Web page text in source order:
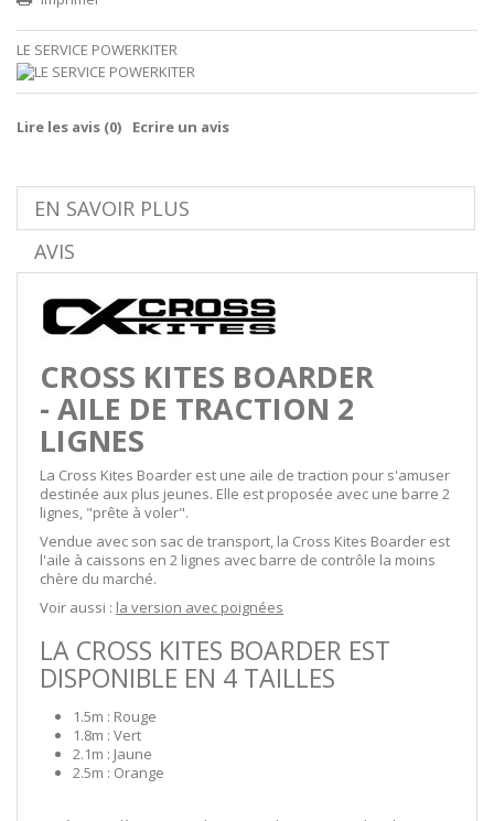
LE SERVICE POWERKITER
Lire les avis (0) Ecrire un avis
EN SAVOIR PLUS
AVIS
CROSS KITES BOARDER
- AILE DE TRACTION 2
LIGNES
La Cross Kites Boarder est une aile de traction pour s'amuser
destinée aux plus jeunes. Elle est proposée avec une barre 2
lignes, "prête à voler".
Vendue avec son sac de transport, la Cross Kites Boarder est
l'aile à caissons en 2 lignes avec barre de contrôle la moins
chère du marché.
Voir aussi : la version avec poignées
LA CROSS KITES BOARDER EST
DISPONIBLE EN 4 TAILLES
1.5m : Rouge
1.8m : Vert
2.1m : Jaune
2.5m : Orange